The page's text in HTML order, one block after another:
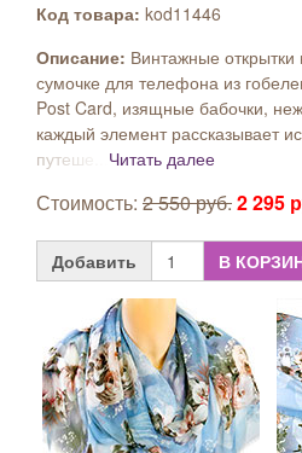
Код товара: kod11446
Описание: Винтажные открытки
сумочке для телефона из
Post Card, изящные бабочки,
каждый элемент рассказывает
путеше... Читать далее
Стоимость: 2 550 руб.2 295
Добавить В